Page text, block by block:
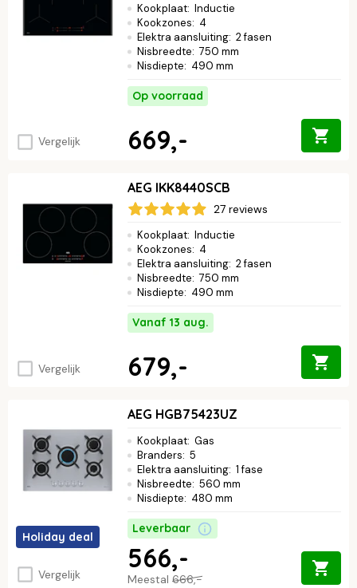
Vergelijk
Kookplaat: Inductie
Kookzones: 4
Elektra aansluiting: 2 fasen
Nisbreedte: 750 mm
Nisdiepte: 490 mm
Op voorraad
669,-
Vergelijk
AEG IKK8440SCB
27 reviews
Kookplaat: Inductie
Kookzones: 4
Elektra aansluiting: 2 fasen
Nisbreedte: 750 mm
Nisdiepte: 490 mm
Vanaf 13 aug.
679,-
Holiday deal
Vergelijk
AEG HGB75423UZ
Kookplaat: Gas
Branders: 5
Elektra aansluiting: 1 fase
Nisbreedte: 560 mm
Nisdiepte: 480 mm
Leverbaar
Meestal 666,-
566,-